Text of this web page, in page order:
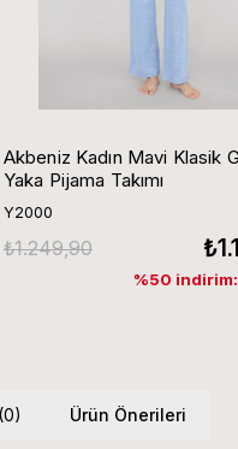
Akbeniz Kadın Mavi Klasik
Yaka Pijama Takımı
Y2000
₺1.249,90
%50
Ürün Önerileri